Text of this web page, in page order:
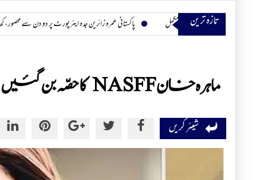
تازہ ترین پاکستانی عمرہ زائرین جدہ ایئرپورٹ پر دو دن سے محصور، کھانا اور پانی
ماہرہ خانNASFF کا حصّہ بن گئیں
شیئر کریں